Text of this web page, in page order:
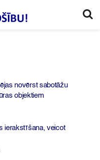
novērst sabotāžu
objektiem
ierakstīšana, veicot